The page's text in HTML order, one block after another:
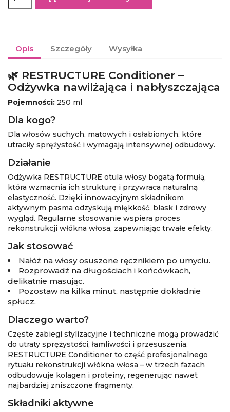
Opis Szczegóły Wysyłka
🌿 RESTRUCTURE Conditioner –
Odżywka nawilżająca i nabłyszczająca
Pojemności: 250 ml
Dla kogo?
Dla włosów suchych, matowych i osłabionych, które
utraciły sprężystość i wymagają intensywnej odbudowy.
Działanie
Odżywka RESTRUCTURE otula włosy bogatą formułą,
która wzmacnia ich strukturę i przywraca naturalną
elastyczność. Dzięki innowacyjnym składnikom
aktywnym pasma odzyskują miękkość, blask i zdrowy
wygląd. Regularne stosowanie wspiera proces
rekonstrukcji włókna włosa, zapewniając trwałe efekty.
Jak stosować
Nałóż na włosy osuszone ręcznikiem po umyciu.
Rozprowadź na długościach i końcówkach,
delikatnie masując.
Pozostaw na kilka minut, następnie dokładnie
spłucz.
Dlaczego warto?
Częste zabiegi stylizacyjne i techniczne mogą prowadzić
do utraty sprężystości, łamliwości i przesuszenia.
RESTRUCTURE Conditioner to część profesjonalnego
rytuału rekonstrukcji włókna włosa – w trzech fazach
odbudowuje kolagen i proteiny, regenerując nawet
najbardziej zniszczone fragmenty.
Składniki aktywne